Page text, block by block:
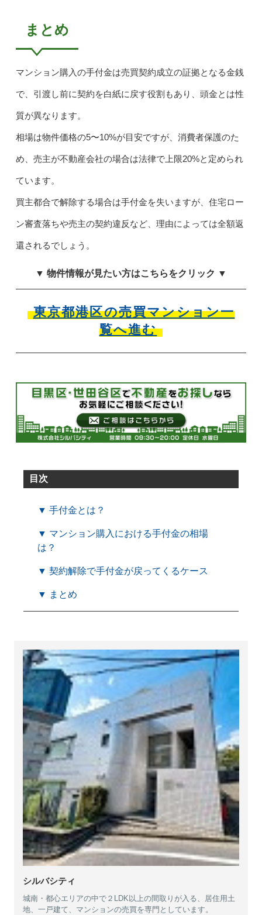
まとめ
マンション購入の手付金は売買契約成立の証拠となる金銭
で、引渡し前に契約を白紙に戻す役割もあり、頭金とは性
質が異なります。
相場は物件価格の5〜10%が目安ですが、消費者保護のた
め、売主が不動産会社の場合は法律で上限20%と定められ
ています。
買主都合で解除する場合は手付金を失いますが、住宅ロー
ン審査落ちや売主の契約違反など、理由によっては全額返
還されるでしょう。
▼ 物件情報が見たい方はこちらをクリック ▼
東京都港区の売買マンション一
覧へ進む
目次
▼ 手付金とは？
▼ マンション購入における手付金の相場
は？
▼ 契約解除で手付金が戻ってくるケース
▼ まとめ
シルバシティ
城南・都心エリアの中で２LDK以上の間取りが入る、居住用土
地、一戸建て、マンションの売買を専門としています。